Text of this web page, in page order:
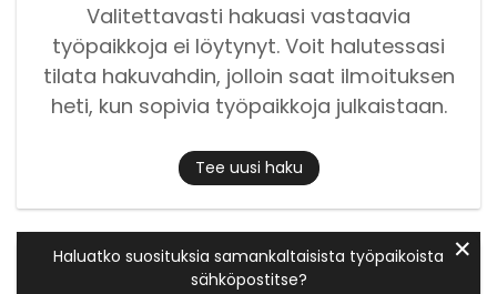
Valitettavasti hakuasi vastaavia
työpaikkoja ei löytynyt. Voit halutessasi
tilata hakuvahdin, jolloin saat ilmoituksen
heti, kun sopivia työpaikkoja julkaistaan.
Tee uusi haku
Haluatko suosituksia samankaltaisista työpaikoista
sähköpostitse?
✕